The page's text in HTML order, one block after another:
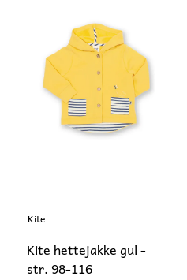
Kite
Kite hettejakke gul -
str. 98-116